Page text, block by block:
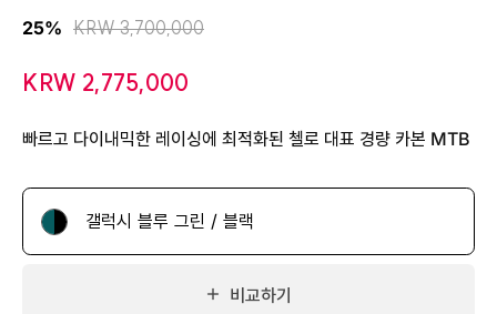
25% KRW 3,700,000
KRW 2,775,000
빠르고 다이내믹한 레이싱에 최적화된 첼로 대표 경량 카본 MTB
갤럭시 블루 그린 / 블랙
비교하기